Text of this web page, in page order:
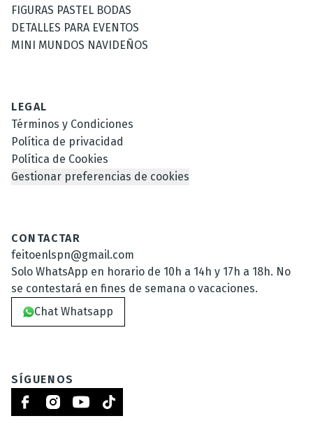
FIGURAS PASTEL BODAS
DETALLES PARA EVENTOS
MINI MUNDOS NAVIDEÑOS
LEGAL
Términos y Condiciones
Política de privacidad
Política de Cookies
Gestionar preferencias de cookies
CONTACTAR
feitoenlspn@gmail.com
Solo WhatsApp en horario de 10h a 14h y 17h a 18h. No
se contestará en fines de semana o vacaciones.
Chat Whatsapp
SÍGUENOS